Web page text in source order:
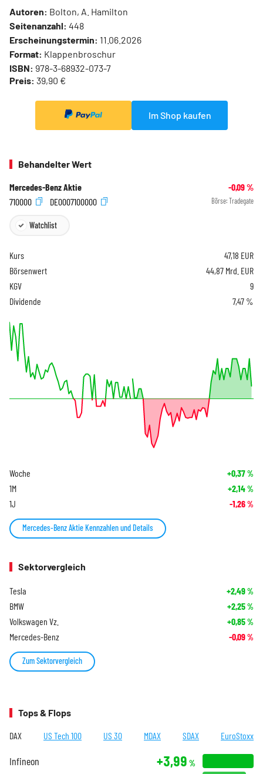
Autoren: Bolton, A. Hamilton
Seitenanzahl: 448
Erscheinungstermin: 11.06.2026
Format: Klappenbroschur
ISBN: 978-3-68932-073-7
Preis: 39,90 €
Im Shop kaufen
Behandelter Wert
Mercedes-Benz Aktie -0,09%
710000
DE0007100000 Börse: Tradegate
Watchlist
Kurs 47,18 EUR
Börsenwert
44,87 Mrd. EUR
KGV
9
Dividende
7,47 %
Woche +0,37%
1M +2,14%
1J -1,26%
Mercedes-Benz Aktie Kennzahlen und Details
Sektorvergleich
Tesla +2,49%
BMW +2,25%
Volkswagen Vz. +0,85%
Mercedes-Benz -0,09%
Zum Sektorvergleich
Tops & Flops
DAX US Tech 100 US 30 MDAX SDAX EuroStoxx
Infineon +3,99 %